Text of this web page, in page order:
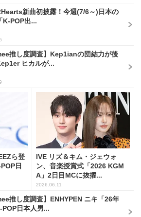
新曲初披露！今週(7/6～)日本の
K-POP出...
推し度調査】Kep1ianの団結力が後
ヒカルが...
ら登
日
IVE リズ＆キム・ジェウォ
ン、音楽授賞式「2026 KGM
A」2日目MCに抜擢...
2026.06.11
推し度調査】ENHYPEN ニキ「26年
POP日本人男...